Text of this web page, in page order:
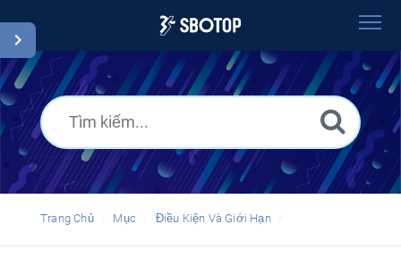
Trang Chủ
Tìm kiếm
Chú thích
Vietnamese
Trang Chủ Mục Điều Kiện Và Giới Hạn